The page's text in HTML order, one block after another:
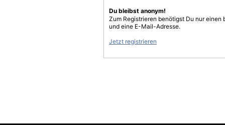
Du bleibst anonym!
Zum Registrieren benötigst Du nur einen
und eine E-Mail-Adresse.
Jetzt registrieren